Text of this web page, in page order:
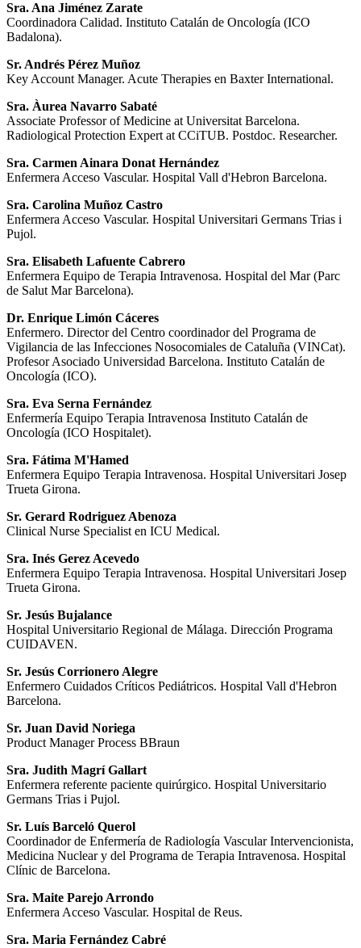
Sra. Ana Jiménez Zarate
Coordinadora Calidad. Instituto Catalán de Oncología (ICO
Badalona).
Sr. Andrés Pérez Muñoz
Key Account Manager. Acute Therapies en Baxter International.
Sra. Àurea Navarro Sabaté
Associate Professor of Medicine at Universitat Barcelona.
Radiological Protection Expert at CCiTUB. Postdoc. Researcher.
Sra. Carmen Ainara Donat Hernández
Enfermera Acceso Vascular. Hospital Vall d'Hebron Barcelona.
Sra. Carolina Muñoz Castro
Enfermera Acceso Vascular. Hospital Universitari Germans Trias i
Pujol.
Sra. Elisabeth Lafuente Cabrero
Enfermera Equipo de Terapia Intravenosa. Hospital del Mar (Parc
de Salut Mar Barcelona).
Dr. Enrique Limón Cáceres
Enfermero. Director del Centro coordinador del Programa de
Vigilancia de las Infecciones Nosocomiales de Cataluña (VINCat).
Profesor Asociado Universidad Barcelona. Instituto Catalán de
Oncología (ICO).
Sra. Eva Serna Fernández
Enfermería Equipo Terapia Intravenosa Instituto Catalán de
Oncología (ICO Hospitalet).
Sra. Fátima M'Hamed
Enfermera Equipo Terapia Intravenosa. Hospital Universitari Josep
Trueta Girona.
Sr. Gerard Rodriguez Abenoza
Clinical Nurse Specialist en ICU Medical.
Sra. Inés Gerez Acevedo
Enfermera Equipo Terapia Intravenosa. Hospital Universitari Josep
Trueta Girona.
Sr. Jesús Bujalance
Hospital Universitario Regional de Málaga. Dirección Programa
CUIDAVEN.
Sr. Jesús Corrionero Alegre
Enfermero Cuidados Críticos Pediátricos. Hospital Vall d'Hebron
Barcelona.
Sr. Juan David Noriega
Product Manager Process BBraun
Sra. Judith Magrí Gallart
Enfermera referente paciente quirúrgico. Hospital Universitario
Germans Trias i Pujol.
Sr. Luís Barceló Querol
Coordinador de Enfermería de Radiología Vascular Intervencionista,
Medicina Nuclear y del Programa de Terapia Intravenosa. Hospital
Clínic de Barcelona.
Sra. Maite Parejo Arrondo
Enfermera Acceso Vascular. Hospital de Reus.
Sra. Maria Fernández Cabré